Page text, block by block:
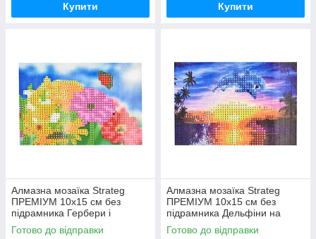
Купити Купити
Алмазна мозаїка Strateg
ПРЕМІУМ 10х15 см без
підрамника Гербери і
метелики (YAB14425)
Готово до відправки
Алмазна мозаїка Strateg
ПРЕМІУМ 10х15 см без
підрамника Дельфіни на
заході сонця (YAB29566)
Готово до відправки